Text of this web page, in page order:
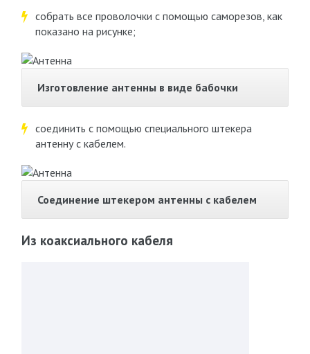
собрать все проволочки с помощью саморезов, как
показано на рисунке;
Изготовление антенны в виде бабочки
соединить с помощью специального штекера
антенну с кабелем.
Соединение штекером антенны с кабелем
Из коаксиального кабеля